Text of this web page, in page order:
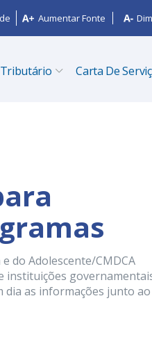
Aumentar Fonte
Tributário Carta De
do Adolescente/CMDCA
instituições
dia as informações junto ao